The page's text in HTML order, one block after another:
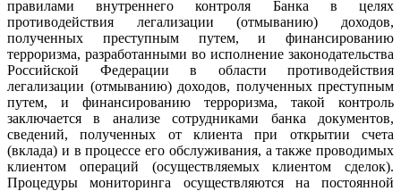
правилами внутреннего контроля Банка в целях
противодействия легализации (отмыванию) доходов,
полученных преступным путем, и финансированию
терроризма, разработанными во исполнение законодательства
Российской Федерации в области противодействия
легализации (отмыванию) доходов, полученных преступным
путем, и финансированию терроризма, такой контроль
заключается в анализе сотрудниками банка документов,
сведений, полученных от клиента при открытии счета
(вклада) и в процессе его обслуживания, а также проводимых
клиентом операций (осуществляемых клиентом сделок).
Процедуры мониторинга осуществляются на постоянной